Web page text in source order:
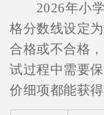
2026年小
格分数线设定
合格或不合格
试过程中需要
价细项都能获